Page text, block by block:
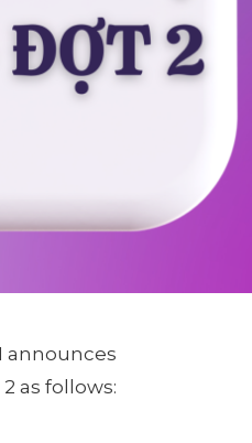
announces
as follows: